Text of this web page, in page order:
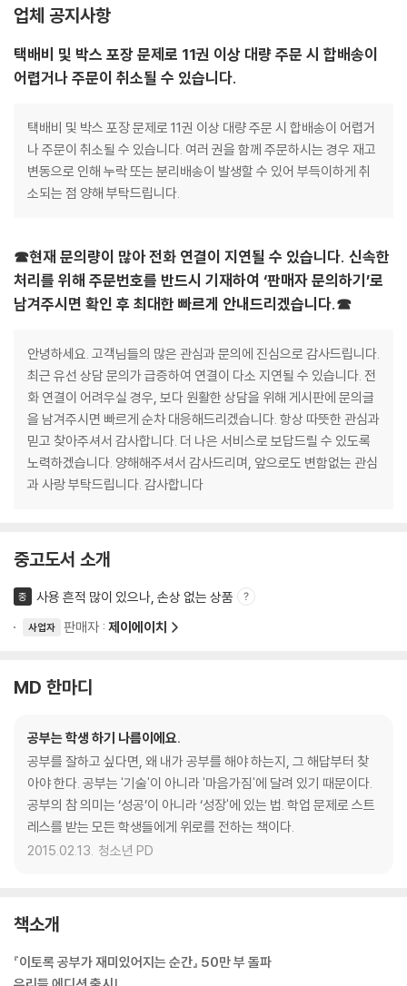
업체 공지사항
택배비 및 박스 포장 문제로 11권 이상 대량 주문 시 합배송이
어렵거나 주문이 취소될 수 있습니다.
택배비 및 박스 포장 문제로 11권 이상 대량 주문 시 합배송이 어렵거
나 주문이 취소될 수 있습니다. 여러 권을 함께 주문하시는 경우 재고
변동으로 인해 누락 또는 분리배송이 발생할 수 있어 부득이하게 취
소되는 점 양해 부탁드립니다.
☎현재 문의량이 많아 전화 연결이 지연될 수 있습니다. 신속한
처리를 위해 주문번호를 반드시 기재하여 ‘판매자 문의하기’로
남겨주시면 확인 후 최대한 빠르게 안내드리겠습니다.☎
안녕하세요. 고객님들의 많은 관심과 문의에 진심으로 감사드립니다.
최근 유선 상담 문의가 급증하여 연결이 다소 지연될 수 있습니다. 전
화 연결이 어려우실 경우, 보다 원활한 상담을 위해 게시판에 문의글
을 남겨주시면 빠르게 순차 대응해드리겠습니다. 항상 따뜻한 관심과
믿고 찾아주셔서 감사합니다. 더 나은 서비스로 보답드릴 수 있도록
노력하겠습니다. 양해해주셔서 감사드리며, 앞으로도 변함없는 관심
과 사랑 부탁드립니다. 감사합니다
중고도서 소개
중 사용 흔적 많이 있으나, 손상 없는 상품
사업자 판매자 : 제이에이치
MD 한마디
공부는 학생 하기 나름이에요.
공부를 잘하고 싶다면, 왜 내가 공부를 해야 하는지, 그 해답부터 찾
아야 한다. 공부는 '기술'이 아니라 '마음가짐'에 달려 있기 때문이다.
공부의 참 의미는 ‘성공’이 아니라 ‘성장'에 있는 법. 학업 문제로 스트
레스를 받는 모든 학생들에게 위로를 전하는 책이다.
2015.02.13. 청소년 PD
책소개
『이토록 공부가 재미있어지는 순간』 50만 부 돌파